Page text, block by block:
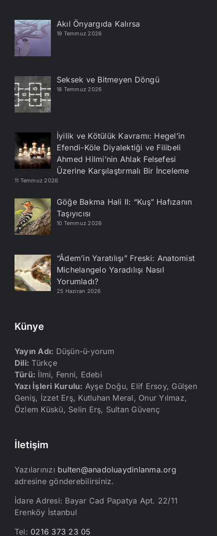
Akıl Önyargıda Kalırsa
19 Temmuz 2026
Seksek ve Bitmeyen Döngü
18 Temmuz 2026
İyilik ve Kötülük Kavramı: Hegel’in
Efendi-Köle Diyalektiği ve Filibeli
Ahmed Hilmi’nin Ahlak Felsefesi
Üzerine Karşılaştırmalı Bir İnceleme
11 Temmuz 2026
Göğe Bakma Hali II: “Kuş” Hafızanın
Taşıyıcısı
10 Temmuz 2026
“Âdem’in Yaratılışı” Freski: Anatomist
Michelangelo Yaradılışı Nasıl
Yorumladı?
25 Haziran 2026
Künye
Yayın Adı: Düşün-ü-yorum
Dili: Türkçe
Türü: İlmi, Fenni, Edebi
Yazı İşleri Kurulu: Ayşe Doğu, Elif Ersoy, Gülşen
Geniş, İzzet Erş, Kutluhan Meral, Onur Yılmaz,
Özlem Küskü, Selin Erş, Sultan Güvenç
İletişim
Yazılarınızı bulten@anadoluaydinlanma.org
adresine gönderebilirsiniz.
İdare Adresi: Bayar Cad Papatya Apt. 22/11
Erenköy İstanbul
Tel: 0216 373 23 05